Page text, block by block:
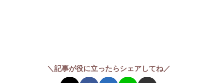
＼記事が役に立ったらシェアしてね／